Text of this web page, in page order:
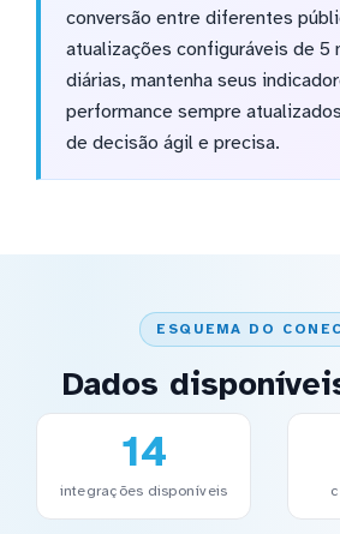
conversão entre diferentes
atualizações configuráveis de 5
diárias, mantenha seus
performance sempre
de decisão ágil e precisa.
ESQUEMA DO
Dados
14
integrações disponíveis